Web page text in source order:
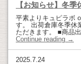
【お知らせ】冬
平素よりキュピラボ
す。 出荷倉庫冬季休
ただきます。 ■商品
Continue reading →
2025.7.24